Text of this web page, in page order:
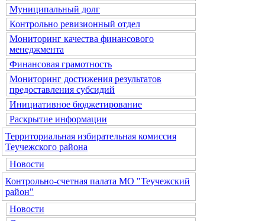
Муниципальный долг
Контрольно ревизионный отдел
Мониторинг качества финансового
менеджмента
Финансовая грамотность
Мониторинг достижения результатов
предоставления субсидий
Инициативное бюджетирование
Раскрытие информации
Территориальная избирательная комиссия
Теучежского района
Новости
Контрольно-счетная палата МО "Теучежский
район"
Новости